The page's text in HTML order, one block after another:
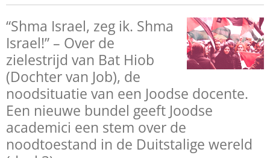
“Shma Israel, zeg ik. Shma
Israel!” – Over de
zielestrijd van Bat Hiob
(Dochter van Job), de
noodsituatie van een Joodse docente.
Een nieuwe bundel geeft Joodse
academici een stem over de
noodtoestand in de Duitstalige wereld